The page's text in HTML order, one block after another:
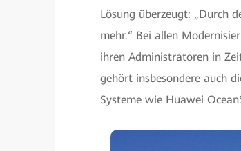
Lösung überzeugt: „Durch
mehr.“ Bei allen
ihren Administratoren in
gehört insbesondere auch
Systeme wie Huawei